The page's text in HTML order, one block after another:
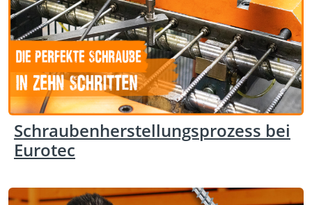
Schraubenherstellungsprozess bei
Eurotec